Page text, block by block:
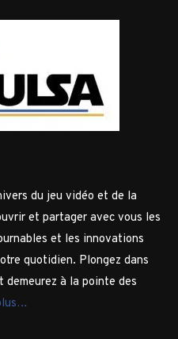
du jeu vidéo et de la
et partager avec vous les
et les innovations
quotidien. Plongez dans
à la pointe des